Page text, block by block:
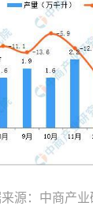
源：中商产